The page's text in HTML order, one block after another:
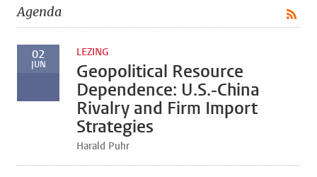
Agenda
02
JUN
LEZING
Geopolitical Resource
Dependence: U.S.-China
Rivalry and Firm Import
Strategies
Harald Puhr